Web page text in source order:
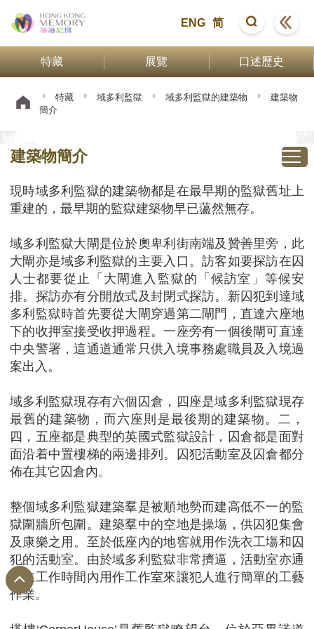
ENG 简
特藏 展覽 口述歷史
特藏 域多利監獄 域多利監獄的建築物
建築物
簡介
建築物簡介
現時域多利監獄的建築物都是在最早期的監獄舊址上
重建的，最早期的監獄建築物早已蘯然無存。
域多利監獄大閘是位於奧卑利街南端及贊善里旁，此
大閘亦是域多利監獄的主要入口。訪客如要探訪在囚
人士都要從止「大閘進入監獄的「候訪室」等候安
排。探訪亦有分開放式及封閉式探訪。新囚犯到達域
多利監獄時首先要從大閘穿過第二閘門，直達六座地
下的收押室接受收押過程。一座旁有一個後閘可直達
中央警署，這通道通常只供入境事務處職員及入境過
案出入。
域多利監獄現存有六個囚倉，四座是域多利監獄現存
最舊的建築物，而六座則是最後期的建築物。二，
四，五座都是典型的英國式監獄設計，囚倉都是面對
面沿着中置樓梯的兩邊排列。囚犯活動室及囚倉都分
佈在其它囚倉內。
整個域多利監獄建築羣是被順地勢而建高低不一的監
獄圍牆所包圍。建築羣中的空地是操塲，供囚犯集會
及康樂之用。至於低座內的地窖就用作洗衣工塲和囚
犯的活動室。由於域多利監獄非常擠逼，活動室亦通
常在工作時間內用作工作室來讓犯人進行簡單的工藝
作業。